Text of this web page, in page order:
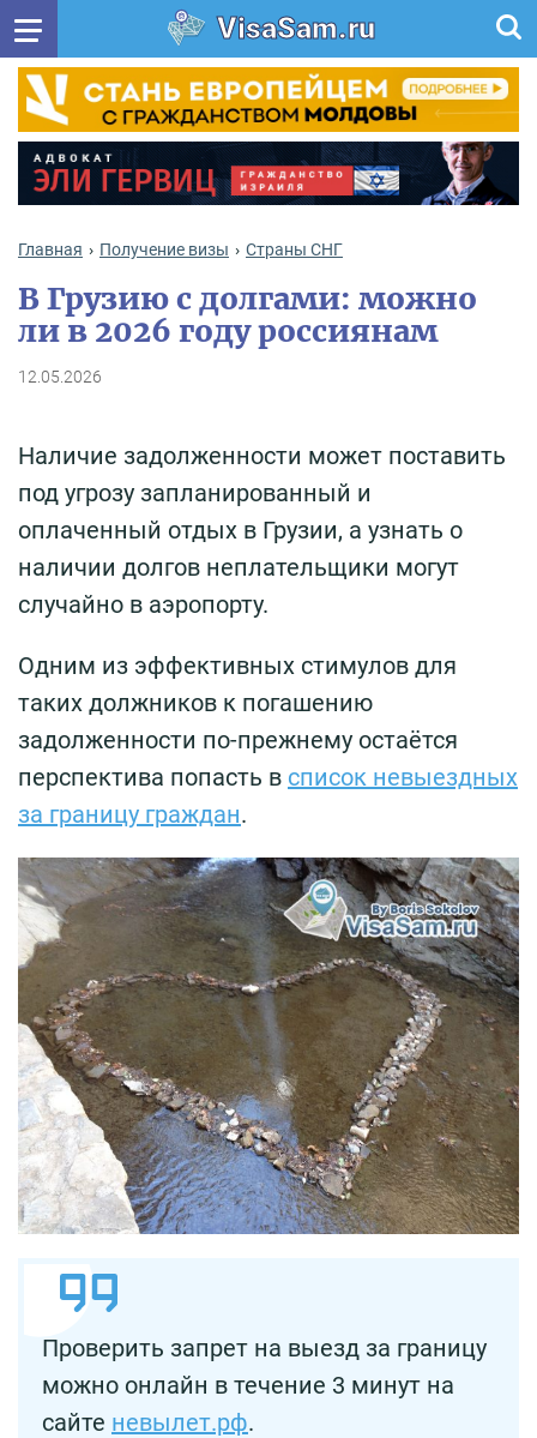
VisaSam.ru
Главная Получение визы Cтраны СНГ
В Грузию с долгами: можно
ли в 2026 году россиянам
12.05.2026
Наличие задолженности может поставить
под угрозу запланированный и
оплаченный отдых в Грузии, а узнать о
наличии долгов неплательщики могут
случайно в аэропорту.
Одним из эффективных стимулов для
таких должников к погашению
задолженности по-прежнему остаётся
перспектива попасть в список невыездных
за границу граждан.
Проверить запрет на выезд за границу
можно онлайн в течение 3 минут на
сайте невылет.рф.